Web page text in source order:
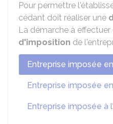
Pour permettre
cédant doit réaliser une
La démarche à effectuer
d'imposition de
Entreprise imposée
Entreprise imposée
Entreprise imposée à